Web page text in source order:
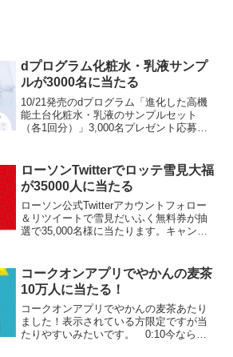
dプログラム化粧水・乳液サンプ
ルが3000名に当たる
10/21発売のdプログラム「進化した高機
能土台化粧水・乳液のサンプルセット
（各1回分）」3,000名プレゼント応募期
ローソンTwitterでロッテ雪見大福
が35000人に当たる
ローソン公式Twitterアカウントフォロー
＆リツイートで雪見だいふく無料券が抽
選で35,000名様に当たります。キャンペ
♪#ローソン か...
コークオンアプリでやかんの麦茶
10万人に当たる！
コークオンアプリでやかんの麦茶あたり
ました！表示されている方限定ですが当
たりやすいみたいです。 0:10今なら、